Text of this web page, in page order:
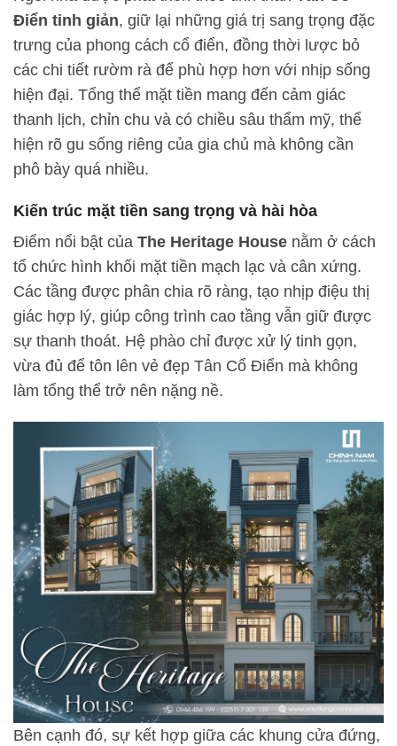
Điển tinh giản, giữ lại những giá trị sang trọng đặc
trưng của phong cách cổ điển, đồng thời lược bỏ
các chi tiết rườm rà để phù hợp hơn với nhịp sống
hiện đại. Tổng thể mặt tiền mang đến cảm giác
thanh lịch, chỉn chu và có chiều sâu thẩm mỹ, thể
hiện rõ gu sống riêng của gia chủ mà không cần
phô bày quá nhiều.
Kiến trúc mặt tiền sang trọng và hài hòa
Điểm nổi bật của The Heritage House nằm ở cách
tổ chức hình khối mặt tiền mạch lạc và cân xứng.
Các tầng được phân chia rõ ràng, tạo nhịp điệu thị
giác hợp lý, giúp công trình cao tầng vẫn giữ được
sự thanh thoát. Hệ phào chỉ được xử lý tinh gọn,
vừa đủ để tôn lên vẻ đẹp Tân Cổ Điển mà không
làm tổng thể trở nên nặng nề.
Bên cạnh đó, sự kết hợp giữa các khung cửa đứng,